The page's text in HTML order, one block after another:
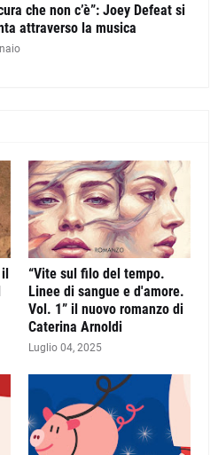
che non c’è”: Joey Defeat si
attraverso la musica
il
“Vite sul filo del tempo.
Linee di sangue e d'amore.
Vol. 1” il nuovo romanzo di
Caterina Arnoldi
Luglio 04, 2025